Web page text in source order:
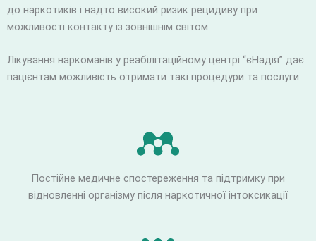
до наркотиків і надто високий ризик рецидиву при
можливості контакту із зовнішнім світом.
Лікування наркоманів у реабілітаційному центрі “єНадія” дає
пацієнтам можливість отримати такі процедури та послуги:
Постійне медичне спостереження та підтримку при
відновленні організму після наркотичної інтоксикації